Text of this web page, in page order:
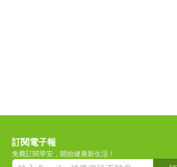
訂閱電子報
免費訂閱早安，開始健康新生活！